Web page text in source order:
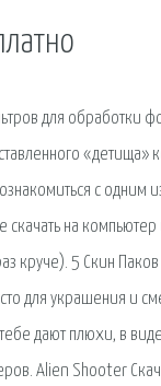
для
«детища»
с одним
на
круче). 5 Скин
для украшения и
дают плюхи, в
Alien Shooter